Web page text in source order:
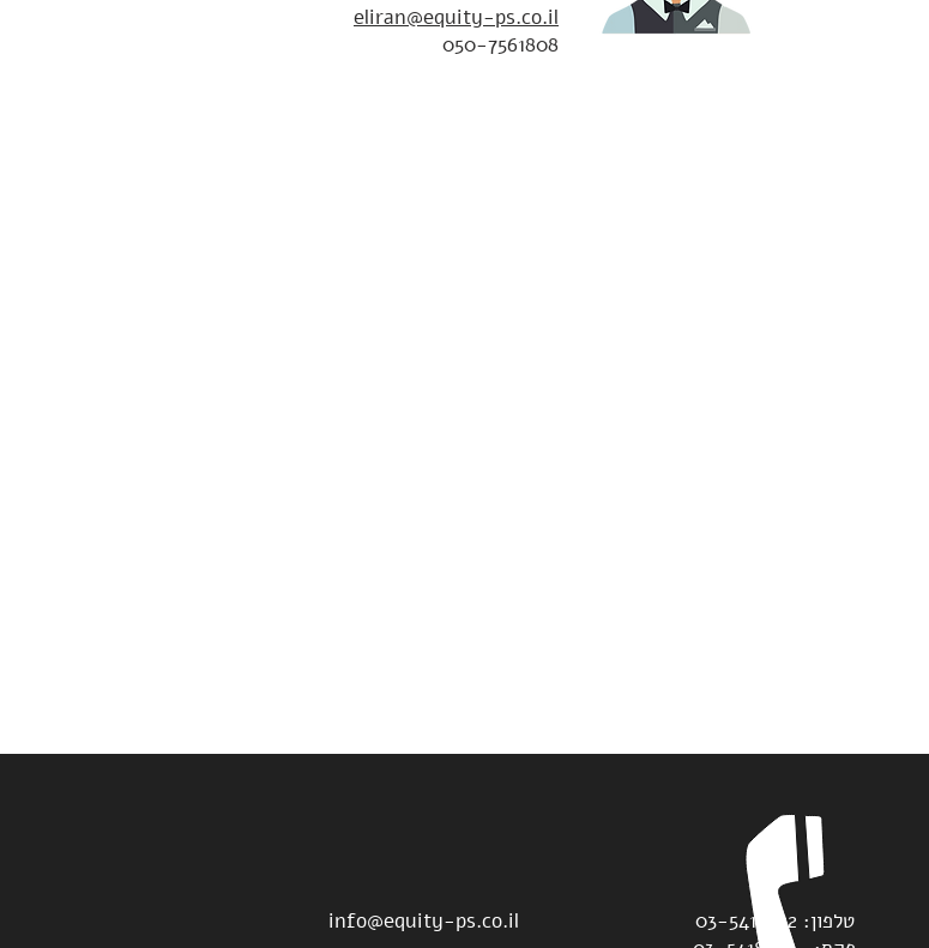
eliran@equity-ps.co.il
050-7561808
info@equity-ps.co.il
טלפון: 03-5418822